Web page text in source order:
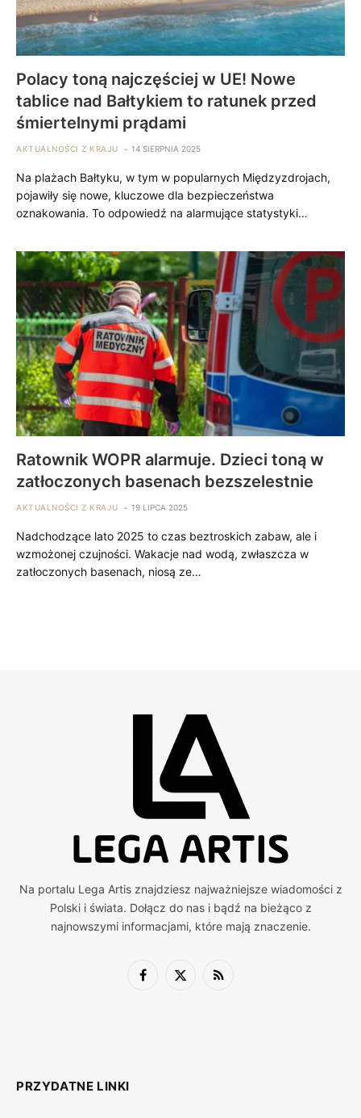
Polacy toną najczęściej w UE! Nowe
tablice nad Bałtykiem to ratunek przed
śmiertelnymi prądami
AKTUALNOŚCI Z KRAJU 14 SIERPNIA 2025
Na plażach Bałtyku, w tym w popularnych Międzyzdrojach,
pojawiły się nowe, kluczowe dla bezpieczeństwa
oznakowania. To odpowiedź na alarmujące statystyki…
Ratownik WOPR alarmuje. Dzieci toną w
zatłoczonych basenach bezszelestnie
AKTUALNOŚCI Z KRAJU 19 LIPCA 2025
Nadchodzące lato 2025 to czas beztroskich zabaw, ale i
wzmożonej czujności. Wakacje nad wodą, zwłaszcza w
zatłoczonych basenach, niosą ze…
Na portalu Lega Artis znajdziesz najważniejsze wiadomości z
Polski i świata. Dołącz do nas i bądź na bieżąco z
najnowszymi informacjami, które mają znaczenie.
Facebook
X
RSS
PRZYDATNE LINKI